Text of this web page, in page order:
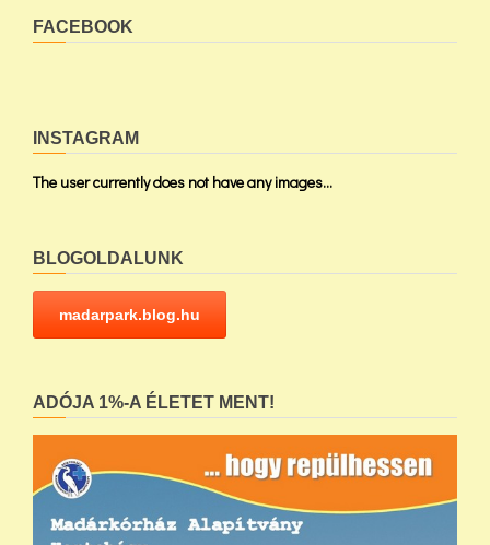
FACEBOOK
INSTAGRAM
The user currently does not have any images...
BLOGOLDALUNK
madarpark.blog.hu
ADÓJA 1%-A ÉLETET MENT!